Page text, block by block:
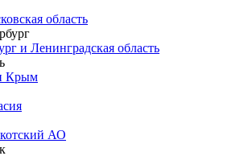
область
и Ленинградская область
Крым
АО